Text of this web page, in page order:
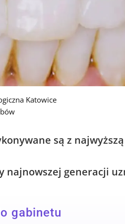
Katowice
są z
generacji
gabinetu